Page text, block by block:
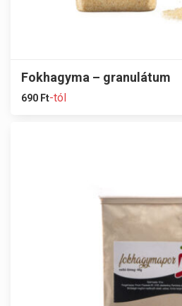
Fokhagyma – granulátum
690 Ft-tól